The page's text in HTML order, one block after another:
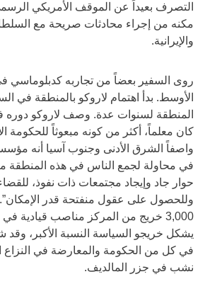
التصرف بعيداً عن الموقف الأمريكي
مكنه من إجراء محادثات صريحة مع
والإيرانية.
روى السفير بعضاً من تجاربه كدبلوماسي
الأوسط. بدأ اهتمام لاروكو بالمنطقة في
المنطقة لسنوات عدة. وصف لاروكو دوره في
كان معلماً، أكثر من كونه مبعوثاً للحكومة
واصفاً الشرق الأدنى وجنوب آسيا أنه
في محاولة لجمع الناس في هذه المنطقة
حوار جاد وإيجاد مجتمعات ذات نفوذ،
وللحصول على عقول منفتحة قدر
3,000 خريج من المركز مناصب قيادية
يشكل خريجو السياسة النسبة الأكبر،
في كل من الحكومة والمعارضة في النزاع
نشب في جزر المالديف.